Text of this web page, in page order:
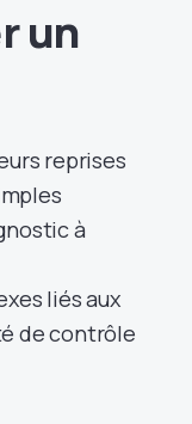
un
reprises
à
liés aux
de contrôle